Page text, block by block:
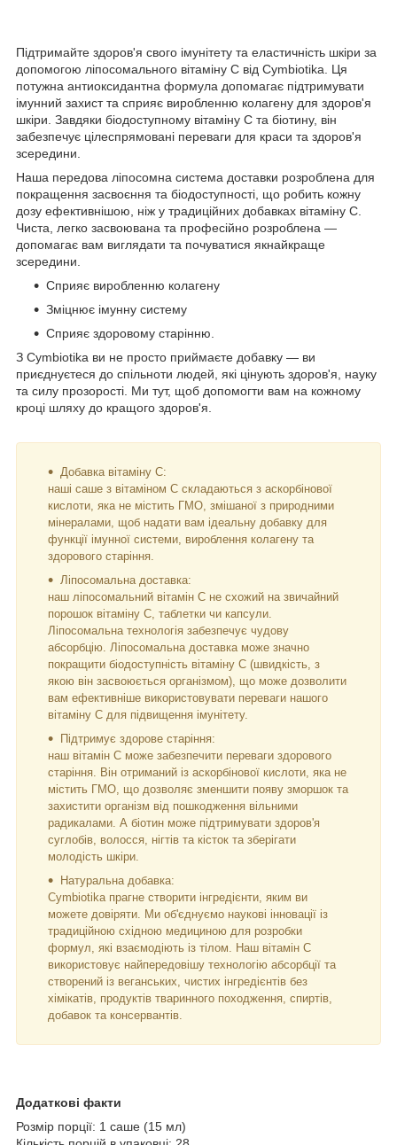
Підтримайте здоров'я свого імунітету та еластичність шкіри за
допомогою ліпосомального вітаміну С від Cymbiotika. Ця
потужна антиоксидантна формула допомагає підтримувати
імунний захист та сприяє виробленню колагену для здоров'я
шкіри. Завдяки біодоступному вітаміну С та біотину, він
забезпечує цілеспрямовані переваги для краси та здоров'я
зсередини.
Наша передова ліпосомна система доставки розроблена для
покращення засвоєння та біодоступності, що робить кожну
дозу ефективнішою, ніж у традиційних добавках вітаміну С.
Чиста, легко засвоювана та професійно розроблена —
допомагає вам виглядати та почуватися якнайкраще
зсередини.
Сприяє виробленню колагену
Зміцнює імунну систему
Сприяє здоровому старінню.
З Cymbiotika ви не просто приймаєте добавку — ви
приєднуєтеся до спільноти людей, які цінують здоров'я, науку
та силу прозорості. Ми тут, щоб допомогти вам на кожному
кроці шляху до кращого здоров'я.
Добавка вітаміну С:
наші саше з вітаміном С складаються з аскорбінової
кислоти, яка не містить ГМО, змішаної з природними
мінералами, щоб надати вам ідеальну добавку для
функції імунної системи, вироблення колагену та
здорового старіння.
Ліпосомальна доставка:
наш ліпосомальний вітамін С не схожий на звичайний
порошок вітаміну С, таблетки чи капсули.
Ліпосомальна технологія забезпечує чудову
абсорбцію. Ліпосомальна доставка може значно
покращити біодоступність вітаміну С (швидкість, з
якою він засвоюється організмом), що може дозволити
вам ефективніше використовувати переваги нашого
вітаміну С для підвищення імунітету.
Підтримує здорове старіння:
наш вітамін С може забезпечити переваги здорового
старіння. Він отриманий із аскорбінової кислоти, яка не
містить ГМО, що дозволяє зменшити появу зморшок та
захистити організм від пошкодження вільними
радикалами. А біотин може підтримувати здоров'я
суглобів, волосся, нігтів та кісток та зберігати
молодість шкіри.
Натуральна добавка:
Cymbiotika прагне створити інгредієнти, яким ви
можете довіряти. Ми об'єднуємо наукові інновації із
традиційною східною медициною для розробки
формул, які взаємодіють із тілом. Наш вітамін С
використовує найпередовішу технологію абсорбції та
створений із веганських, чистих інгредієнтів без
хімікатів, продуктів тваринного походження, спиртів,
добавок та консервантів.
Додаткові факти
Розмір порції: 1 саше (15 мл)